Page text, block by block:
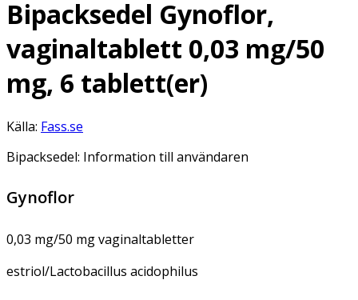
Bipacksedel Gynoflor,
vaginaltablett 0,03 mg/50
mg, 6 tablett(er)
Källa: Fass.se
Bipacksedel: Information till användaren
Gynoflor
0,03 mg/50 mg vaginaltabletter
estriol/Lactobacillus acidophilus